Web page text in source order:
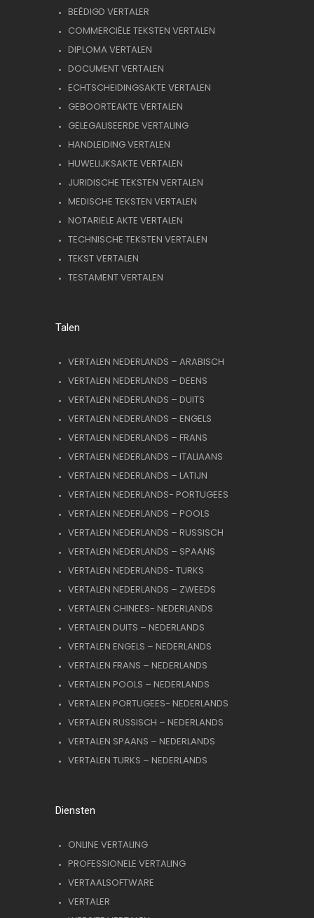
BEËDIGD VERTALER
COMMERCIËLE TEKSTEN VERTALEN
DIPLOMA VERTALEN
DOCUMENT VERTALEN
ECHTSCHEIDINGSAKTE VERTALEN
GEBOORTEAKTE VERTALEN
GELEGALISEERDE VERTALING
HANDLEIDING VERTALEN
HUWELIJKSAKTE VERTALEN
JURIDISCHE TEKSTEN VERTALEN
MEDISCHE TEKSTEN VERTALEN
NOTARIËLE AKTE VERTALEN
TECHNISCHE TEKSTEN VERTALEN
TEKST VERTALEN
TESTAMENT VERTALEN
Talen
VERTALEN NEDERLANDS – ARABISCH
VERTALEN NEDERLANDS – DEENS
VERTALEN NEDERLANDS – DUITS
VERTALEN NEDERLANDS – ENGELS
VERTALEN NEDERLANDS – FRANS
VERTALEN NEDERLANDS – ITALIAANS
VERTALEN NEDERLANDS – LATIJN
VERTALEN NEDERLANDS- PORTUGEES
VERTALEN NEDERLANDS – POOLS
VERTALEN NEDERLANDS – RUSSISCH
VERTALEN NEDERLANDS – SPAANS
VERTALEN NEDERLANDS- TURKS
VERTALEN NEDERLANDS – ZWEEDS
VERTALEN CHINEES- NEDERLANDS
VERTALEN DUITS – NEDERLANDS
VERTALEN ENGELS – NEDERLANDS
VERTALEN FRANS – NEDERLANDS
VERTALEN POOLS – NEDERLANDS
VERTALEN PORTUGEES- NEDERLANDS
VERTALEN RUSSISCH – NEDERLANDS
VERTALEN SPAANS – NEDERLANDS
VERTALEN TURKS – NEDERLANDS
Diensten
ONLINE VERTALING
PROFESSIONELE VERTALING
VERTAALSOFTWARE
VERTALER